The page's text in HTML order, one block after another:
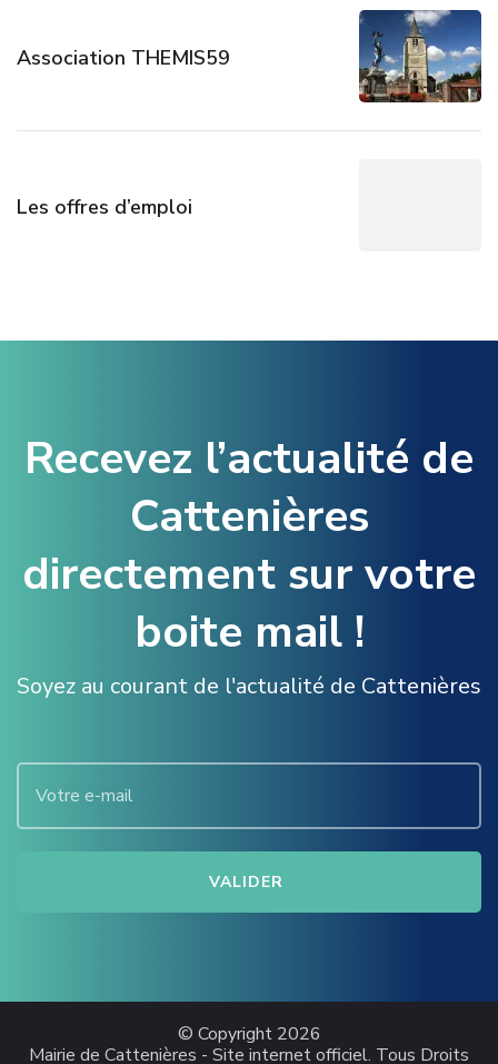
Association THEMIS59
Les offres d’emploi
Recevez l’actualité de
Cattenières
directement sur votre
boite mail !
Soyez au courant de l'actualité de Cattenières
© Copyright 2026
Mairie de Cattenières - Site internet officiel. Tous Droits